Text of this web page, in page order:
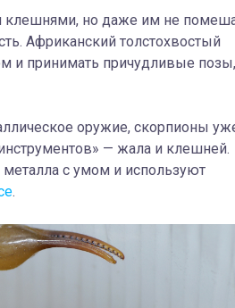
клешнями, но даже им не
Африканский толстохвостый
и принимать причудливые позы,
оружие, скорпионы
— жала и клешней.
с умом и используют
.